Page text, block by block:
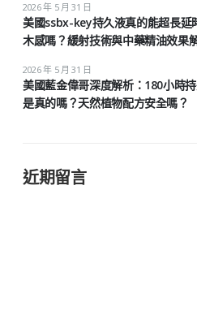
美國ssbx-key持久液真的能超長延
木感嗎？緩射技術與中藥精油效果
2026 年 5 月 31 日
美國藍金偉哥深度解析：180小時
是真的嗎？天然植物配方安全嗎？
2026 年 5 月 31 日
近期留言